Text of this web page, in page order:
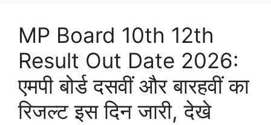
MP Board 10th 12th
Result Out Date 2026:
एमपी बोर्ड दसवीं और बारहवीं का
रिजल्ट इस दिन जारी, देखे